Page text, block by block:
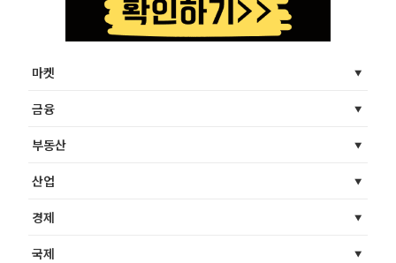
마켓
금융
부동산
산업
경제
국제